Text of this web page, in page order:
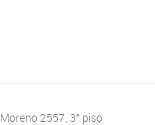
2557, 3° piso